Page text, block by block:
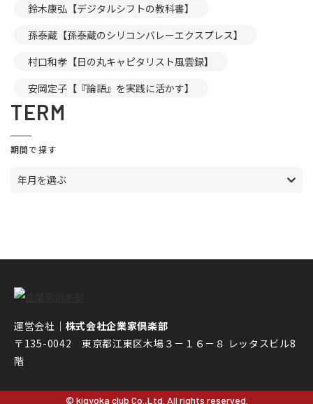
鈴木康弘【デジタルシフトの教科書】
孫泰蔵【孫泰蔵のシリコンバレーエクスプレス】
村口和孝【日の丸キャピタリスト風雲録】
安岡定子【『論語』を実践に活かす】
TERM
期間で探す
年月を選ぶ
運営会社｜ 株式会社企業家倶楽部
〒135-0042 東京都江東区木場３－１６－８ レッタスビル8
階
© kigyoka club Co.,Ltd. All rights reserved.